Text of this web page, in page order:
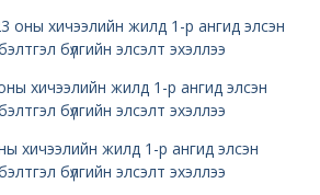
оны хичээлийн жилд 1-р ангид элсэн
бүлгийн элсэлт эхэллээ
хичээлийн жилд 1-р ангид элсэн
бүлгийн элсэлт эхэллээ
хичээлийн жилд 1-р ангид элсэн
бүлгийн элсэлт эхэллээ